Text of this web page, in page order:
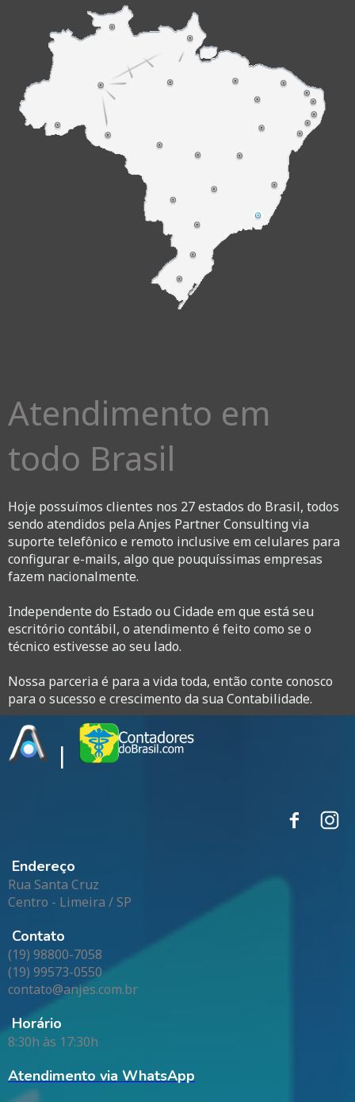
Atendimento em
todo Brasil
Hoje possuímos clientes nos 27 estados do Brasil, todos
sendo atendidos pela Anjes Partner Consulting via
suporte telefônico e remoto inclusive em celulares para
configurar e-mails, algo que pouquíssimas empresas
fazem nacionalmente.
Independente do Estado ou Cidade em que está seu
escritório contábil, o atendimento é feito como se o
técnico estivesse ao seu lado.
Nossa parceria é para a vida toda, então conte conosco
para o sucesso e crescimento da sua Contabilidade.
|
Endereço
Rua Santa Cruz
Centro - Limeira / SP
Contato
(19) 98800-7058
(19) 99573-0550
contato@anjes.com.br
Horário
8:30h às 17:30h
Atendimento via WhatsApp